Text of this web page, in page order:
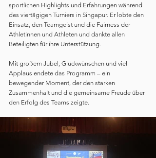
sportlichen Highlights und Erfahrungen während
des viertägigen Turniers in Singapur. Er lobte den
Einsatz, den Teamgeist und die Fairness der
Athletinnen und Athleten und dankte allen
Beteiligten für ihre Unterstützung.
Mit großem Jubel, Glückwünschen und viel
Applaus endete das Programm – ein
bewegender Moment, der den starken
Zusammenhalt und die gemeinsame Freude über
den Erfolg des Teams zeigte.